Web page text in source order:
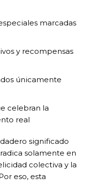
marcadas
y recompensas
únicamente
celebran la
real
significado
solamente en
colectiva y la
eso, esta